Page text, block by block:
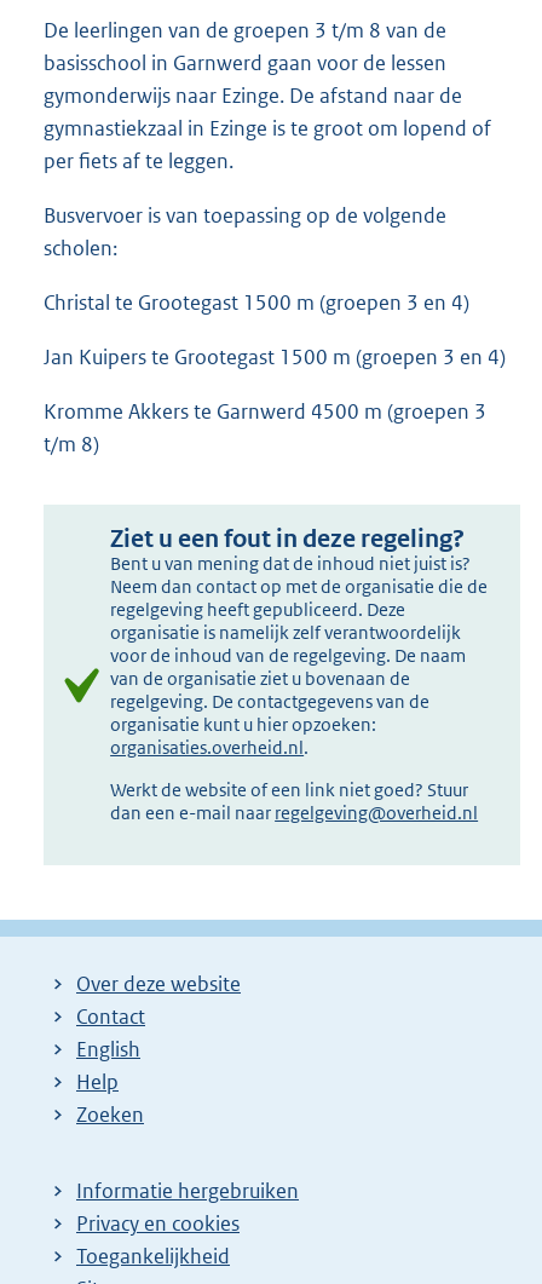
De leerlingen van de groepen 3 t/m 8 van de
basisschool in Garnwerd gaan voor de lessen
gymonderwijs naar Ezinge. De afstand naar de
gymnastiekzaal in Ezinge is te groot om lopend of
per fiets af te leggen.
Busvervoer is van toepassing op de volgende
scholen:
Christal te Grootegast 1500 m (groepen 3 en 4)
Jan Kuipers te Grootegast 1500 m (groepen 3 en 4)
Kromme Akkers te Garnwerd 4500 m (groepen 3
t/m 8)
Ziet u een fout in deze regeling?
Bent u van mening dat de inhoud niet juist is?
Neem dan contact op met de organisatie die de
regelgeving heeft gepubliceerd. Deze
organisatie is namelijk zelf verantwoordelijk
voor de inhoud van de regelgeving. De naam
van de organisatie ziet u bovenaan de
regelgeving. De contactgegevens van de
organisatie kunt u hier opzoeken:
organisaties.overheid.nl.
Werkt de website of een link niet goed? Stuur
dan een e-mail naar regelgeving@overheid.nl
Over deze website
Contact
English
Help
Zoeken
Informatie hergebruiken
Privacy en cookies
Toegankelijkheid